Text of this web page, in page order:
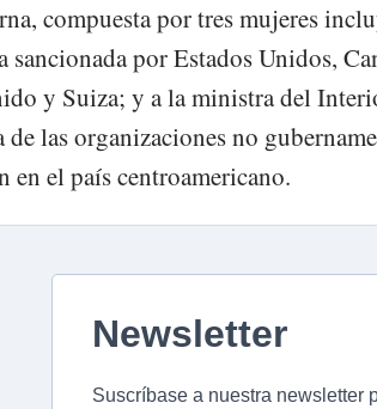
compuesta por tres mujeres
sancionada por Estados Unidos,
y Suiza; y a la ministra del
de las organizaciones no
en el país centroamericano.